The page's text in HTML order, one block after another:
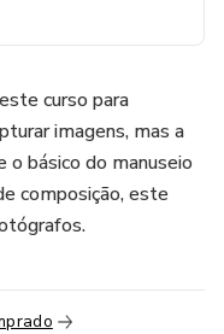
curso para
imagens, mas a
básico do manuseio
composição, este